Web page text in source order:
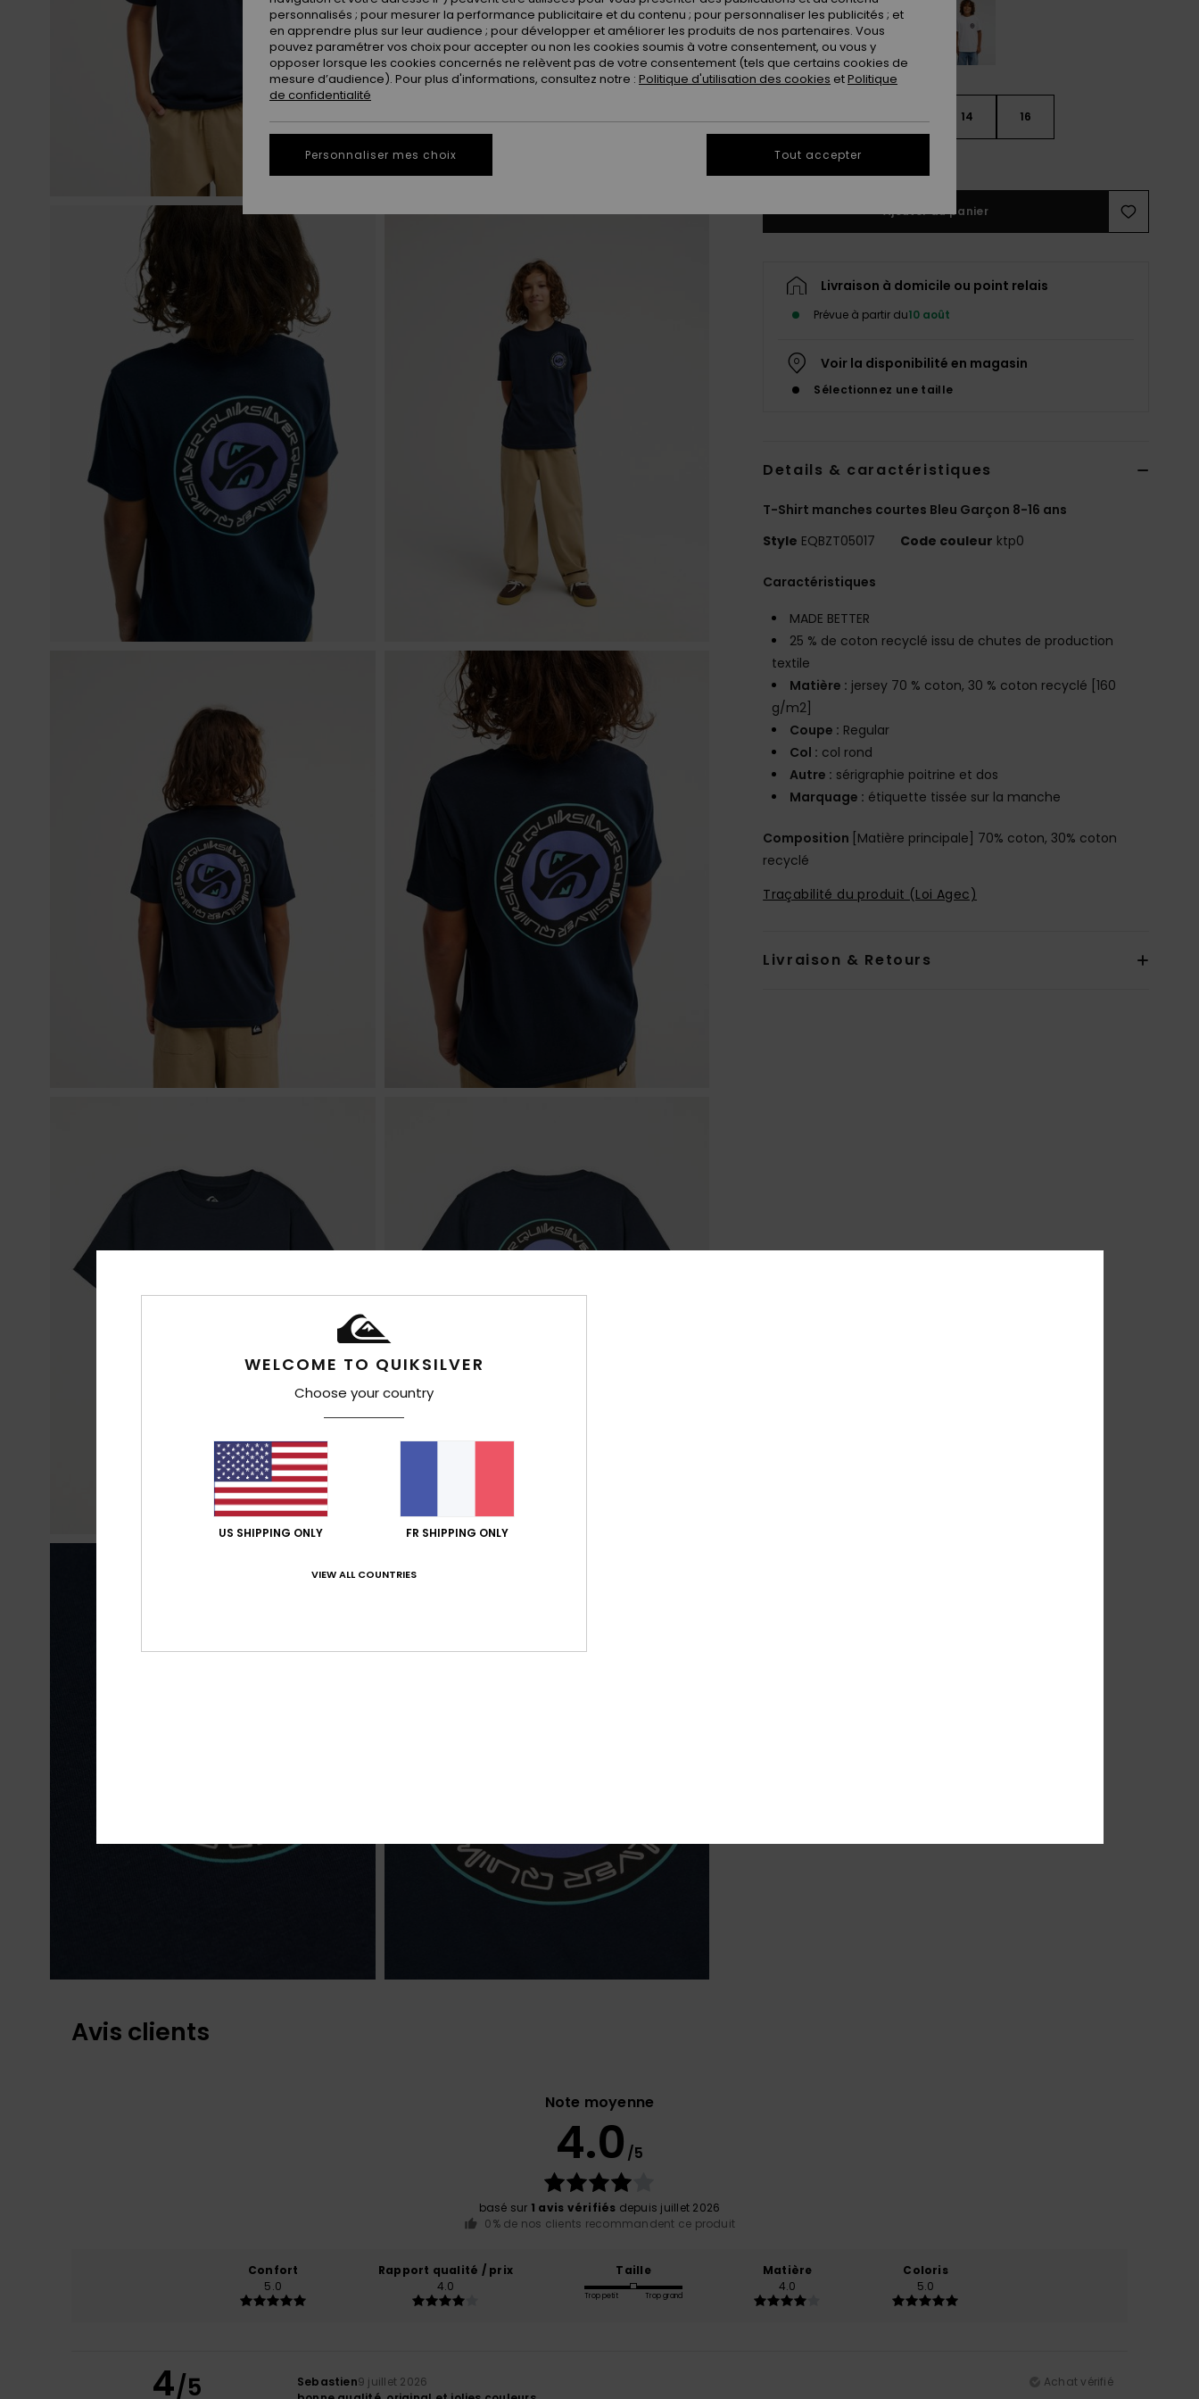
14 16
Voir le Guide des tailles
Ajouter au panier
Livraison à domicile ou point relais
Prévue à partir du10 août
Voir la disponibilité en magasin
Sélectionnez une taille
Details & caractéristiques
T-Shirt manches courtes Bleu Garçon 8-16 ans
Style EQBZT05017 Code couleur ktp0
Caractéristiques
MADE BETTER
25 % de coton recyclé issu de chutes de production
textile
Matière : jersey 70 % coton, 30 % coton recyclé [160
g/m2]
Coupe : Regular
Col : col rond
Autre : sérigraphie poitrine et dos
Marquage : étiquette tissée sur la manche
Composition [Matière principale] 70% coton, 30% coton
recyclé
Traçabilité du produit (Loi Agec)
Livraison & Retours
Avis clients
Note moyenne
4.0 /5
basé sur 1 avis vérifiés depuis juillet 2026
0% de nos clients recommandent ce produit
Confort
5.0
Rapport qualité / prix
4.0
Taille
Trop petit Trop grand
Matière
4.0
Coloris
5.0
4/5 Sebastien9 juillet 2026
Achat vérifié
WELCOME TO QUIKSILVER
Choose your country
US SHIPPING ONLY FR SHIPPING ONLY
VIEW ALL COUNTRIES
personnalisés ; pour mesurer la performance publicitaire et du contenu ; pour personnaliser les publicités ; et
en apprendre plus sur leur audience ; pour développer et améliorer les produits de nos partenaires. Vous
pouvez paramétrer vos choix pour accepter ou non les cookies soumis à votre consentement, ou vous y
opposer lorsque les cookies concernés ne relèvent pas de votre consentement (tels que certains cookies de
mesure d’audience). Pour plus d'informations, consultez notre : Politique d'utilisation des cookies etPolitique
de confidentialité
Personnaliser mes choix Tout accepter